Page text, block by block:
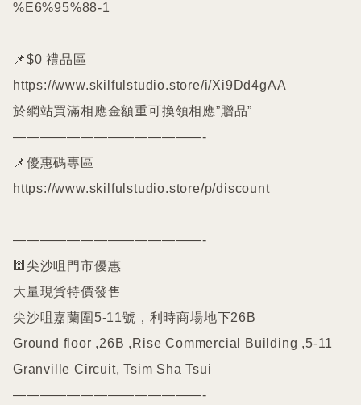
%E6%95%88-1
📌$0 禮品區
https://www.skilfulstudio.store/i/Xi9Dd4gAA
於網站買滿相應金額重可換領相應”贈品”
——————————————-
📌優惠碼專區
https://www.skilfulstudio.store/p/discount
——————————————-
🕍尖沙咀門市優惠
大量現貨特價發售
尖沙咀嘉蘭圍5-11號，利時商場地下26B
Ground floor ,26B ,Rise Commercial Building ,5-11
Granville Circuit, Tsim Sha Tsui
——————————————-